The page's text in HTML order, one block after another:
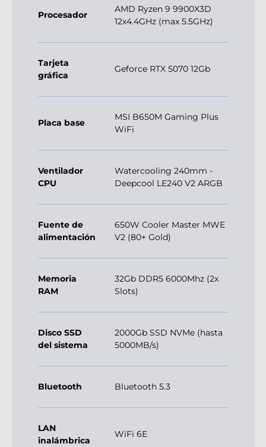
Procesador
AMD Ryzen 9 9900X3D
12x4.4GHz (max 5.5GHz)
Tarjeta
gráfica
Geforce RTX 5070 12Gb
Placa base
MSI B650M Gaming Plus
WiFi
Ventilador
CPU
Watercooling 240mm -
Deepcool LE240 V2 ARGB
Fuente de
alimentación
650W Cooler Master MWE
V2 (80+ Gold)
Memoria
RAM
32Gb DDR5 6000Mhz (2x
Slots)
Disco SSD
del sistema
2000Gb SSD NVMe (hasta
5000MB/s)
Bluetooth Bluetooth 5.3
LAN
inalámbrica
WiFi 6E